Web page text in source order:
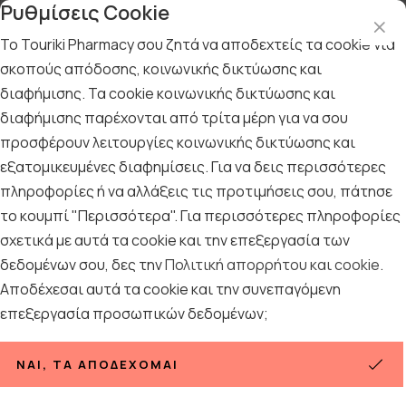
Αρχική / ΓΥΝΑΙΚΑ / Περιποίηση Μαλλιών
Περιποίηση Μαλλιών
481ΠΡΟΪΟΝΤΑ
Ταξινόμηση Προβολή
Σελίδες:
1 2 3 4 5 »
Ρυθμίσεις Cookie
Το Touriki Pharmacy σου ζητά να αποδεχτείς τα cookie για
σκοπούς απόδοσης, κοινωνικής δικτύωσης και
διαφήμισης. Τα cookie κοινωνικής δικτύωσης και
διαφήμισης παρέχονται από τρίτα μέρη για να σου
προσφέρουν λειτουργίες κοινωνικής δικτύωσης και
εξατομικευμένες διαφημίσεις. Για να δεις περισσότερες
πληροφορίες ή να αλλάξεις τις προτιμήσεις σου, πάτησε
το κουμπί "Περισσότερα". Για περισσότερες πληροφορίες
σχετικά με αυτά τα cookie και την επεξεργασία των
δεδομένων σου, δες τηνΠολιτική απορρήτου και cookie.
Αποδέχεσαι αυτά τα cookie και την συνεπαγόμενη
επεξεργασία προσωπικών δεδομένων;
ΝΑΙ, ΤΑ ΑΠΟΔΈΧΟΜΑΙ